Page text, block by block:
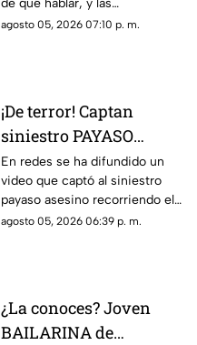
de qué hablar, y las
autoridades de seguridad ya
agosto 05, 2026 07:10 p. m.
¡De terror! Captan
siniestro PAYASO
ASESINO en el
MALECÓN de Veracruz
(+VIDEO)
En redes se ha difundido un
video que captó al siniestro
payaso asesino recorriendo el
malecón de la ciudad de
agosto 05, 2026 06:39 p. m.
¿La conoces? Joven
BAILARINA de